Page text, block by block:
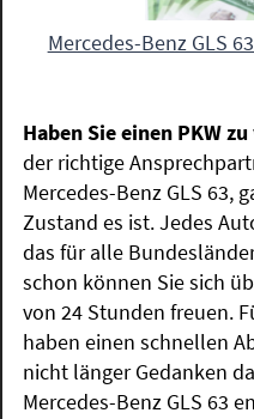
Mercedes-Benz GLS
Haben Sie einen PKW
der richtige
Mercedes-Benz GLS 63,
Zustand es ist. Jedes
das für alle
schon können Sie sich
von 24 Stunden freuen.
haben einen schnellen
nicht länger Gedanken
Mercedes-Benz GLS 63